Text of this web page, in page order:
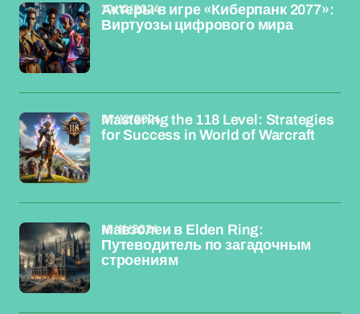
Актеры в игре «Киберпанк 2077»:
Виртуозы цифрового мира
10/12/2024
Mastering the 118 Level: Strategies
for Success in World of Warcraft
07/12/2024
Мавзолеи в Elden Ring:
Путеводитель по загадочным
строениям
10/11/2024